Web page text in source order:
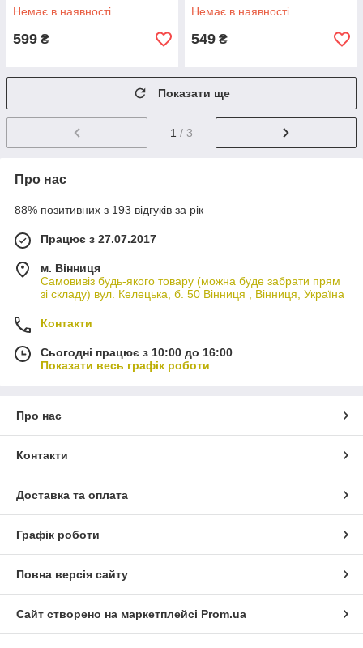
Немає в наявності
599 ₴
Немає в наявності
549 ₴
Показати ще
1 / 3
Про нас
88% позитивних з 193 відгуків за рік
Працює з 27.07.2017
м. Вінниця
Самовивіз будь-якого товару (можна буде забрати прям
зі складу) вул. Келецька, б. 50 Вінниця , Вінниця, Україна
Контакти
Сьогодні працює з 10:00 до 16:00
Показати весь графік роботи
Про нас
Контакти
Доставка та оплата
Графік роботи
Повна версія сайту
Сайт створено на маркетплейсі Prom.ua